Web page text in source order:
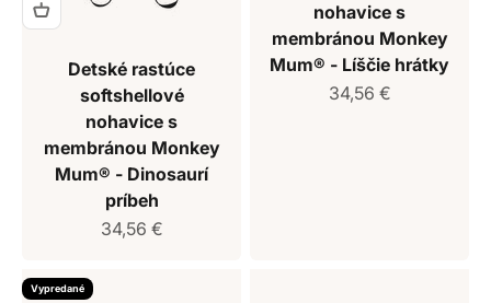
Detské rastúce
softshellové
nohavice s
membránou Monkey
Mum® - Dinosaurí
príbeh
Predajná cena
34,56 €
nohavice s
membránou Monkey
Mum® - Líščie hrátky
Predajná cena
34,56 €
Vypredané